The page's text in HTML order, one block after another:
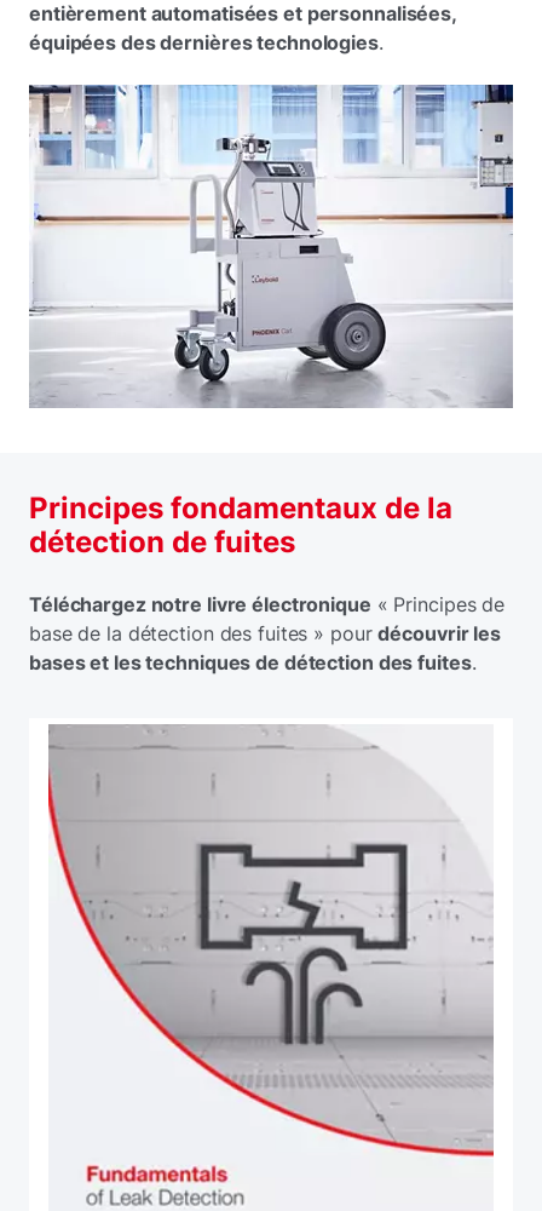
entièrement automatisées et personnalisées,
équipées des dernières technologies.
Principes fondamentaux de la
détection de fuites
Téléchargez notre livre électronique « Principes de
base de la détection des fuites » pourdécouvrir les
bases et les techniques de détection des fuites.